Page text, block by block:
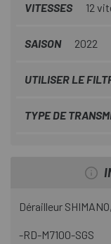
VITESSES 12
SAISON 2022
UTILISER LE
TYPE DE
Dérailleur
-RD-M7100-SGS